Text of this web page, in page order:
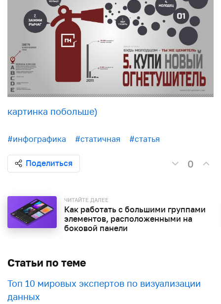
картинка побольше)
#инфографика #статичная #статья
Поделиться 0
ЧИТАЙТЕ ДАЛЕЕ
Как работать с большими группами
элементов, расположенными на
боковой панели
Статьи по теме
Топ 10 мировых экспертов по визуализации
данных